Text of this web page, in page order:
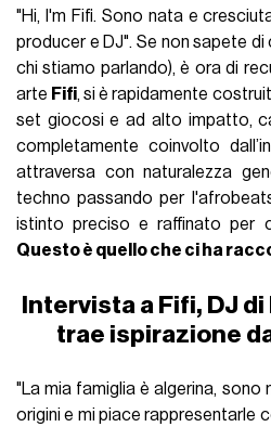
"Hi, I'm Fifi. Sono nata e
producer e DJ". Se non sapete
chi stiamo parlando), è ora di
arte Fifi, si è rapidamente
set giocosi e ad alto impatto,
completamente coinvolto
attraversa con naturalezza
techno passando per
istinto preciso e raffinato per
Questo è quello che ci ha
Intervista a Fifi, DJ
trae ispirazione
"La mia famiglia è algerina,
origini e mi piace rappresentarle